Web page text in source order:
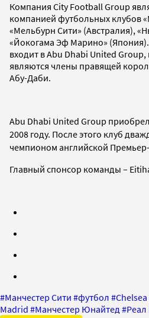
Компания City Football Group
компанией футбольных клубов
«Мельбурн Сити» (Австралия),
«Йокогама Эф Марино»
входит в Abu Dhabi United
являются члены правящей
Абу-Даби.
Abu Dhabi United Group
2008 году. После этого клуб
чемпионом английской Премьер-
Главный спонсор команды –
#Манчестер Сити #футбол #Chelsea
Madrid #Манчестер Юнайтед #